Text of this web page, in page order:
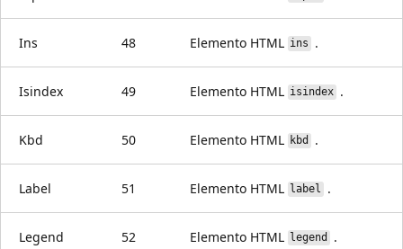
Ins 48 Elemento HTML ins .
Isindex 49 Elemento HTML isindex .
Kbd 50 Elemento HTML kbd .
Label 51 Elemento HTML label .
Legend 52 Elemento HTML legend .